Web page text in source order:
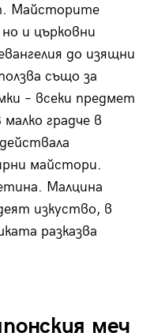
Майсторите
и църковни
до изящни
също за
– всеки предмет
градче в
майстори.
Малцина
изкуство, в
разказва
меч